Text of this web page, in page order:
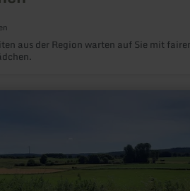
aus der Region warten auf Sie mit